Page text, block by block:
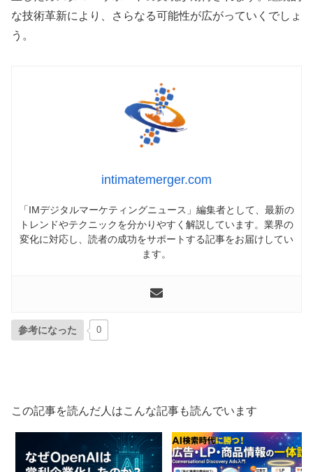
な技術革新により、さらなる可能性が広がっていくでしょ
う。
intimatemerger.com
「IMデジタルマーケティングニュース」編集者として、最新の
トレンドやテクニックを分かりやすく解説しています。業界の
変化に対応し、読者の成功をサポートする記事をお届けしてい
ます。
参考になった 0
この記事を読んだ人はこんな記事も読んでいます